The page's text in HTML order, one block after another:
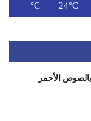
24°C
24°C
الأحمر